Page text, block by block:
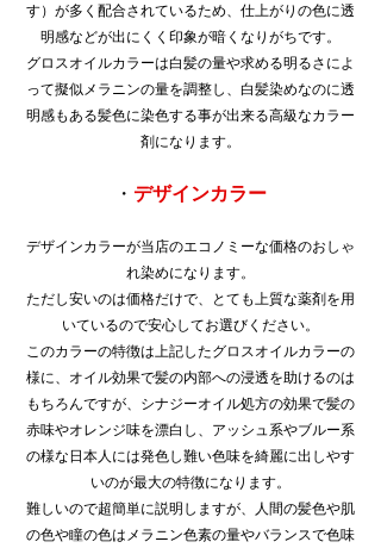
す）が多く配合されているため、仕上がりの色に透
明感などが出にくく印象が暗くなりがちです。
グロスオイルカラーは白髪の量や求める明るさによ
って擬似メラニンの量を調整し、白髪染めなのに透
明感もある髪色に染色する事が出来る高級なカラー
剤になります。
・ デザインカラー
デザインカラーが当店のエコノミーな価格のおしゃ
れ染めになります。
ただし安いのは価格だけで、とても上質な薬剤を用
いているので安心してお選びください。
このカラーの特徴は上記したグロスオイルカラーの
様に、オイル効果で髪の内部への浸透を助けるのは
もちろんですが、シナジーオイル処方の効果で髪の
赤味やオレンジ味を漂白し、アッシュ系やブルー系
の様な日本人には発色し難い色味を綺麗に出しやす
いのが最大の特徴になります。
難しいので超簡単に説明しますが、人間の髪色や肌
の色や瞳の色はメラニン色素の量やバランスで色味